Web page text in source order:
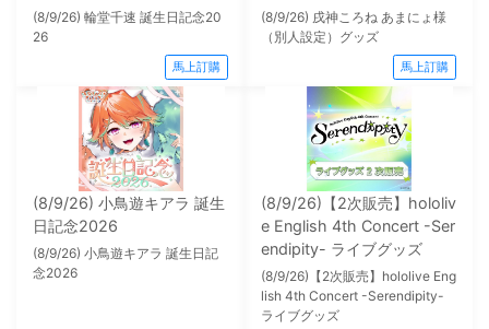
(8/9/26) 輪堂千速 誕生日記念20
26
馬上訂購
(8/9/26) 戌神ころね あまにょ様
（別人設定）グッズ
馬上訂購
(8/9/26) 小鳥遊キアラ 誕生
日記念2026
(8/9/26) 小鳥遊キアラ 誕生日記
念2026
(8/9/26)【2次販売】hololiv
e English 4th Concert -Ser
endipity- ライブグッズ
(8/9/26)【2次販売】hololive Eng
lish 4th Concert -Serendipity-
ライブグッズ